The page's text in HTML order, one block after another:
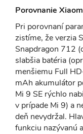
Porovnanie
Pri porovnaní
zistíme, že verzia
Snapdragon 712
slabšia batéria
menšiemu Full
mAh akumulátor
Mi 9 SE rýchlo
v prípade Mi 9) a
deň nevydržal.
funkciu nazývanú